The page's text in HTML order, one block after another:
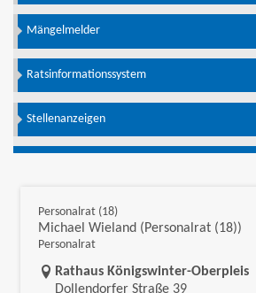
Mängelmelder
Ratsinformationssystem
Stellenanzeigen
Personalrat (18)
Michael Wieland (Personalrat (18))
Personalrat
Link zur Google-Maps Navigation
Rathaus Königswinter-Oberpleis
Dollendorfer Straße 39